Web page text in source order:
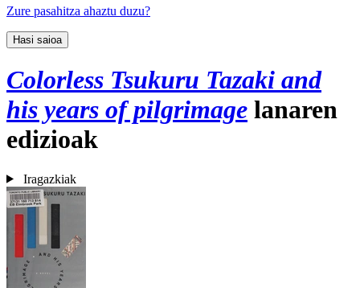
Zure pasahitza ahaztu duzu?
Hasi saioa
Colorless Tsukuru Tazaki and
his years of pilgrimage lanaren
edizioak
Iragazkiak